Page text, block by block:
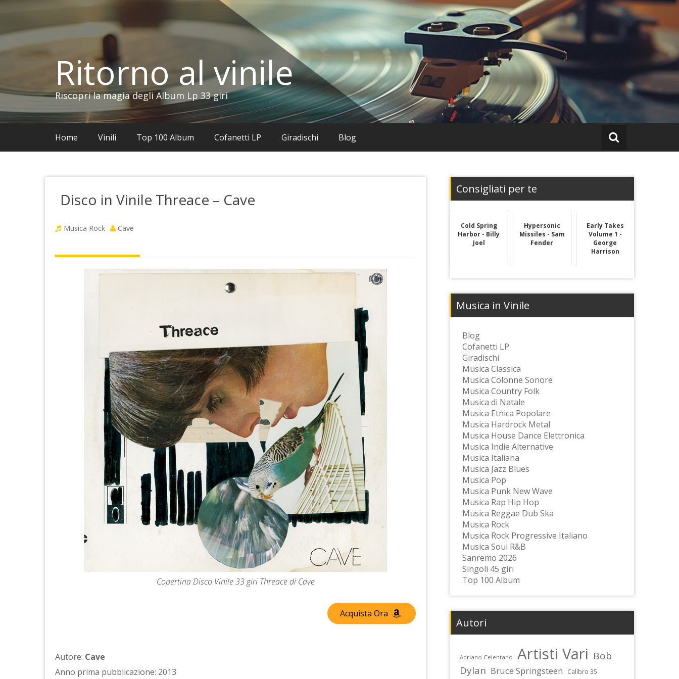
contenuto
Ritorno al vinile
Riscopri la magia degli Album Lp 33 giri
Home Vinili Top 100 Album Cofanetti LP Giradischi Blog
Disco in Vinile Threace – Cave
Musica Rock Cave
Copertina Disco Vinile 33 giri Threace di Cave
Acquista Ora
Autore: Cave
Anno prima pubblicazione: 2013
Consigliati per te
Cold Spring
Harbor - Billy
Joel
Hypersonic
Missiles - Sam
Fender
Early Takes
Volume 1 -
George
Harrison
Musica in Vinile
Blog
Cofanetti LP
Giradischi
Musica Classica
Musica Colonne Sonore
Musica Country Folk
Musica di Natale
Musica Etnica Popolare
Musica Hardrock Metal
Musica House Dance Elettronica
Musica Indie Alternative
Musica Italiana
Musica Jazz Blues
Musica Pop
Musica Punk New Wave
Musica Rap Hip Hop
Musica Reggae Dub Ska
Musica Rock
Musica Rock Progressive Italiano
Musica Soul R&B
Sanremo 2026
Singoli 45 giri
Top 100 Album
Autori
Adriano Celentano Artisti Vari Bob
Dylan Bruce Springsteen Calibro 35